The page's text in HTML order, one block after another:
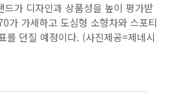
가 디자인과 상품성을 높이 평가받
가 가세하고 도심형 소형차와 스포티
를 던질 예정이다. (사진제공=제네시